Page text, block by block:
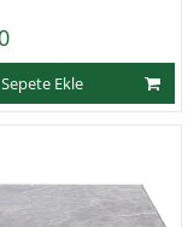
Sepete Ekle